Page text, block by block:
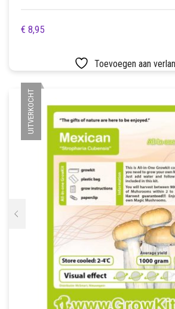
€ 8,95
Toevoegen aan
UITVERKOCHT